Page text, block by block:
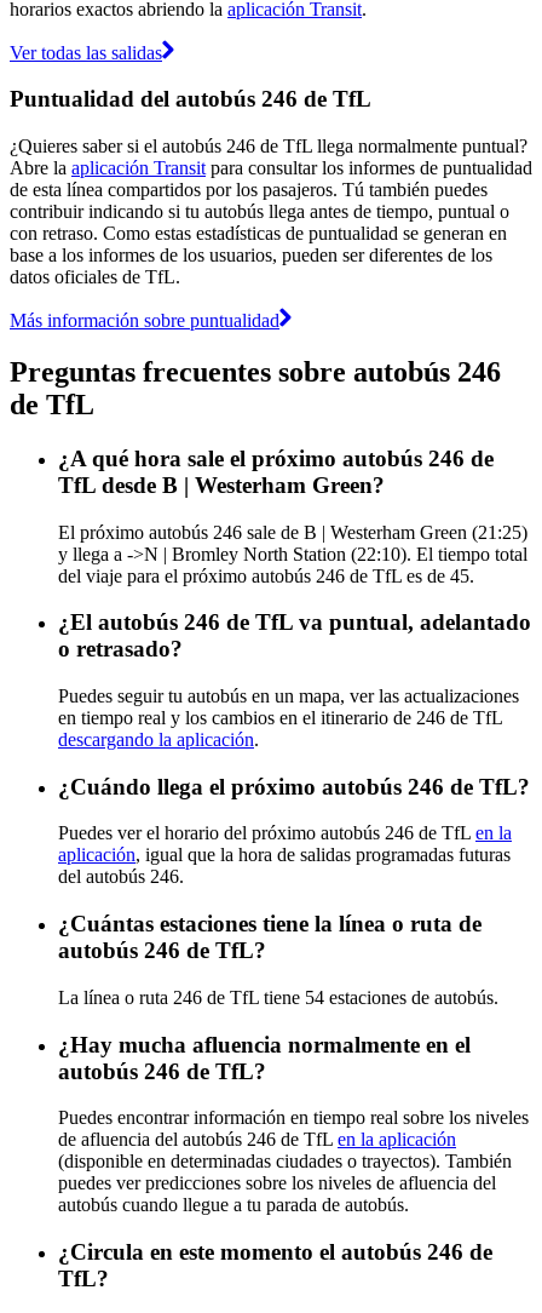
horarios exactos abriendo la aplicación Transit.
Ver todas las salidas
Puntualidad del autobús 246 de TfL
¿Quieres saber si el autobús 246 de TfL llega normalmente puntual?
Abre la aplicación Transit para consultar los informes de puntualidad
de esta línea compartidos por los pasajeros. Tú también puedes
contribuir indicando si tu autobús llega antes de tiempo, puntual o
con retraso. Como estas estadísticas de puntualidad se generan en
base a los informes de los usuarios, pueden ser diferentes de los
datos oficiales de TfL.
Más información sobre puntualidad
Preguntas frecuentes sobre autobús 246
de TfL
¿A qué hora sale el próximo autobús 246 de
TfL desde B | Westerham Green?
El próximo autobús 246 sale de B | Westerham Green (21:25)
y llega a ->N | Bromley North Station (22:10). El tiempo total
del viaje para el próximo autobús 246 de TfL es de 45.
¿El autobús 246 de TfL va puntual, adelantado
o retrasado?
Puedes seguir tu autobús en un mapa, ver las actualizaciones
en tiempo real y los cambios en el itinerario de 246 de TfL
descargando la aplicación.
¿Cuándo llega el próximo autobús 246 de TfL?
Puedes ver el horario del próximo autobús 246 de TfL en la
aplicación, igual que la hora de salidas programadas futuras
del autobús 246.
¿Cuántas estaciones tiene la línea o ruta de
autobús 246 de TfL?
La línea o ruta 246 de TfL tiene 54 estaciones de autobús.
¿Hay mucha afluencia normalmente en el
autobús 246 de TfL?
Puedes encontrar información en tiempo real sobre los niveles
de afluencia del autobús 246 de TfL en la aplicación
(disponible en determinadas ciudades o trayectos). También
puedes ver predicciones sobre los niveles de afluencia del
autobús cuando llegue a tu parada de autobús.
¿Circula en este momento el autobús 246 de
TfL?